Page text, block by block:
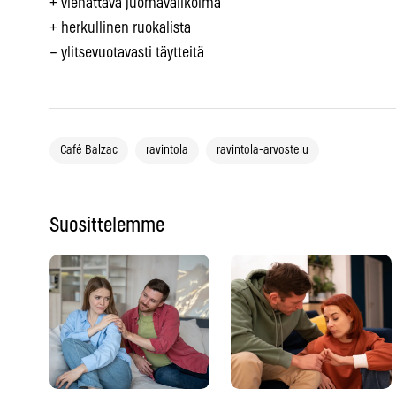
+ viehättävä juomavalikoima
+ herkullinen ruokalista
– ylitsevuotavasti täytteitä
Café Balzac ravintola ravintola-arvostelu
Suosittelemme